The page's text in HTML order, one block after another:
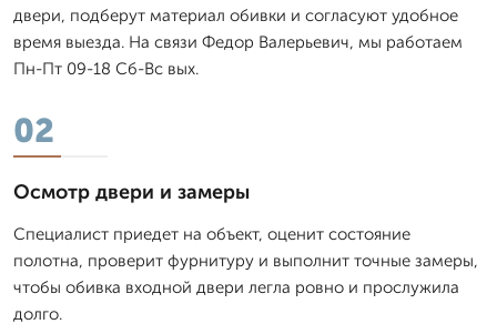
двери, подберут материал обивки и согласуют удобное
время выезда. На связи Федор Валерьевич, мы работаем
Пн-Пт 09-18 Сб-Вс вых.
02
Осмотр двери и замеры
Специалист приедет на объект, оценит состояние
полотна, проверит фурнитуру и выполнит точные замеры,
чтобы обивка входной двери легла ровно и прослужила
долго.